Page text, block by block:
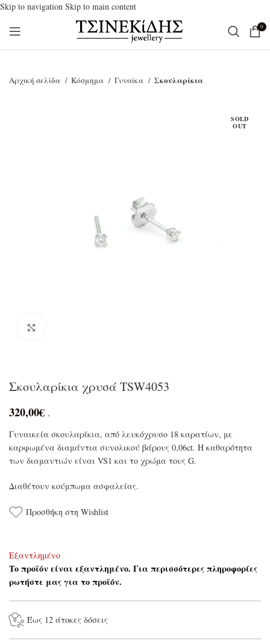
Skip to navigation Skip to main content
0
Αρχική σελίδα Κόσμημα Γυναίκα Σκουλαρίκια
SOLD
OUT
Σκουλαρίκια χρυσά TSW4053
320,00€ .
Γυναικεία σκουλαρίκια, από λευκόχρυσο 18 καρατίων, με
καρφωμένα διαμάντια συνολικού βάρους 0,06ct. Η καθαρότητα
των διαμαντιών είναι VS1 και το χρώμα τους G.
Διαθέτουν κούμπωμα ασφαλείας.
Προσθήκη στη Wishlist
Εξαντλημένο
Το προϊόν είναι εξαντλημένο. Για περισσότερες πληροφορίες
ρωτήστε μας για το προϊόν.
Έως 12 άτοκες δόσεις